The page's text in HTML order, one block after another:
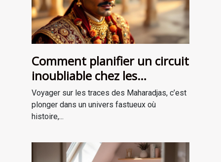
Comment planifier un circuit
inoubliable chez les
Maharadjas ?
Voyager sur les traces des Maharadjas, c’est
plonger dans un univers fastueux où
histoire,...